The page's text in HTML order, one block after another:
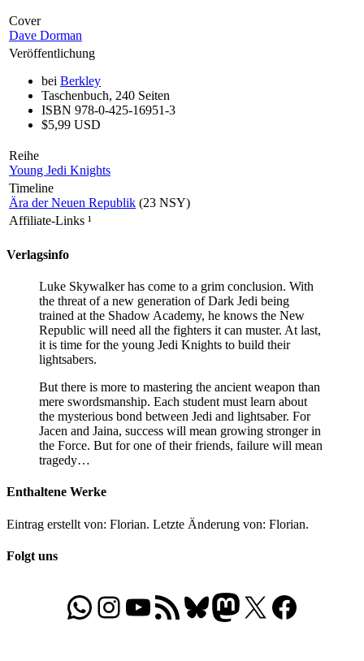
Cover
Dave Dorman
Veröffentlichung
bei Berkley
Taschenbuch, 240 Seiten
ISBN 978-0-425-16951-3
$5,99 USD
Reihe
Young Jedi Knights
Timeline
Ära der Neuen Republik (23 NSY)
Affiliate-Links ¹
Verlagsinfo
Luke Skywalker has come to a grim conclusion. With
the threat of a new generation of Dark Jedi being
trained at the Shadow Academy, he knows the New
Republic will need all the fighters it can muster. At last,
it is time for the young Jedi Knights to build their
lightsabers.
But there is more to mastering the ancient weapon than
mere swordsmanship. Each student must learn about
the mysterious bond between Jedi and lightsaber. For
Jacen and Jaina, success will mean growing stronger in
the Force. But for one of their friends, failure will mean
tragedy…
Enthaltene Werke
Eintrag erstellt von: Florian. Letzte Änderung von: Florian.
Folgt uns
WhatsApp
Folgt uns auf Instagram
Besucht unseren YouTube-Kanal
RSS-FeedBluesky
Folgt uns auf Mastodon
X Folgt uns auf